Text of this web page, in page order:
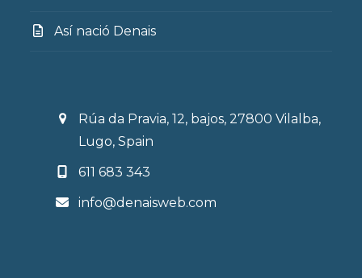
Así nació Denais
Rúa da Pravia, 12, bajos, 27800 Vilalba,
Lugo, Spain
611 683 343
info@denaisweb.com